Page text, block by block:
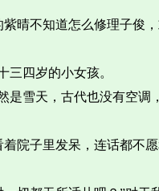
晴不知道怎么修理子俊
三四岁的小女孩。
雪天，古代也没有空
院子里发呆，连话都不